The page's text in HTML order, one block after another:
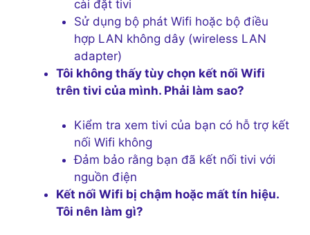
cài đặt tivi
Sử dụng bộ phát Wifi hoặc bộ điều
hợp LAN không dây (wireless LAN
adapter)
Tôi không thấy tùy chọn kết nối Wifi
trên tivi của mình. Phải làm sao?
Kiểm tra xem tivi của bạn có hỗ trợ kết
nối Wifi không
Đảm bảo rằng bạn đã kết nối tivi với
nguồn điện
Kết nối Wifi bị chậm hoặc mất tín hiệu.
Tôi nên làm gì?